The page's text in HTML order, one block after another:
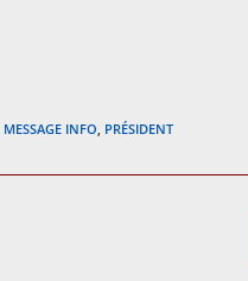
MESSAGE INFO, PRÉSIDENT